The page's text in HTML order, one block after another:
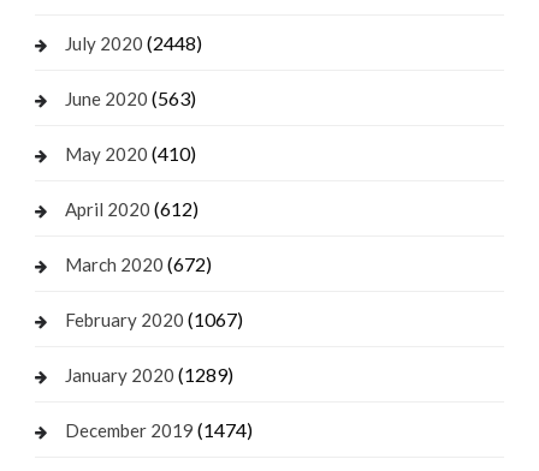
July 2020 (2448)
June 2020 (563)
May 2020 (410)
April 2020 (612)
March 2020 (672)
February 2020 (1067)
January 2020 (1289)
December 2019 (1474)